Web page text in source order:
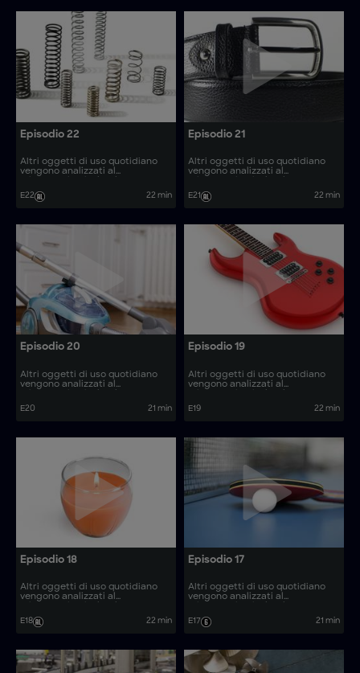
Episodio 22
Altri oggetti di uso quotidiano
vengono analizzati al
vengono prodotti. Come si
realizzano articoli come le micro-
E22 22 min
Episodio 21
Altri oggetti di uso quotidiano
vengono analizzati al
vengono prodotti. Come si
realizzano articoli come i pannelli
E21 22 min
Episodio 20
Altri oggetti di uso quotidiano
vengono analizzati al
vengono prodotti. Come si
realizzano articoli come le tavole
E20 21 min
Episodio 19
Altri oggetti di uso quotidiano
vengono analizzati al
vengono prodotti. Come si
realizzano articoli come i cilindri
E19 22 min
Episodio 18
Altri oggetti di uso quotidiano
vengono analizzati al
vengono prodotti. Come si
realizzano articoli come le
E18 22 min
Episodio 17
Altri oggetti di uso quotidiano
vengono analizzati al
vengono prodotti. Come si
realizzano articoli come i kit di
E17 21 min